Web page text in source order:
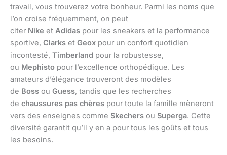
travail, vous trouverez votre bonheur. Parmi les noms que
l’on croise fréquemment, on peut
citer Nike et Adidas pour les sneakers et la performance
sportive, Clarks et Geox pour un confort quotidien
incontesté, Timberland pour la robustesse,
ou Mephisto pour l’excellence orthopédique. Les
amateurs d’élégance trouveront des modèles
de Boss ou Guess, tandis que les recherches
de chaussures pas chères pour toute la famille mèneront
vers des enseignes comme Skechers ou Superga. Cette
diversité garantit qu’il y en a pour tous les goûts et tous
les besoins.